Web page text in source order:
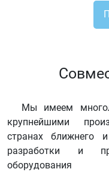
Мы имеем
крупнейшими
странах ближнего
разработки и
оборудования